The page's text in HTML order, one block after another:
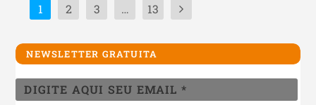
1 2 3 … 13
NEWSLETTER GRATUITA